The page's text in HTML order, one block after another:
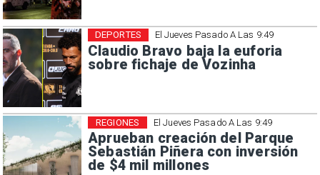
El Jueves Pasado A Las 9:49
Claudio Bravo baja la euforia
sobre fichaje de Vozinha
DEPORTES
El Jueves Pasado A Las 9:49
Aprueban creación del Parque
Sebastián Piñera con inversión
de $4 mil millones
REGIONES